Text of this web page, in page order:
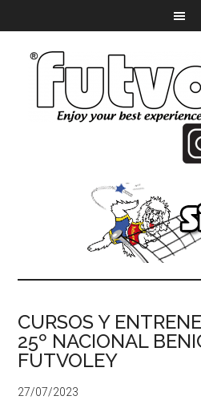
CURSOS Y
25º NACIONAL
FUTVOLEY
27/07/2023